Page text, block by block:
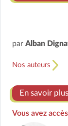
par Alban
Nos auteurs
En savoir plus
Vous avez